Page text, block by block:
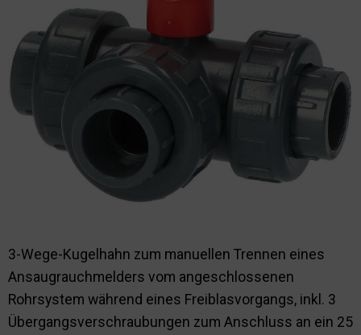
Karriere bei Hertek
Nachhaltigkeit
3-Wege-Kugelhahn zum manuellen Trennen eines
Ansaugrauchmelders vom angeschlossenen
Rohrsystem während eines Freiblasvorgangs, inkl. 3
Übergangsverschraubungen zum Anschluss an ein 25